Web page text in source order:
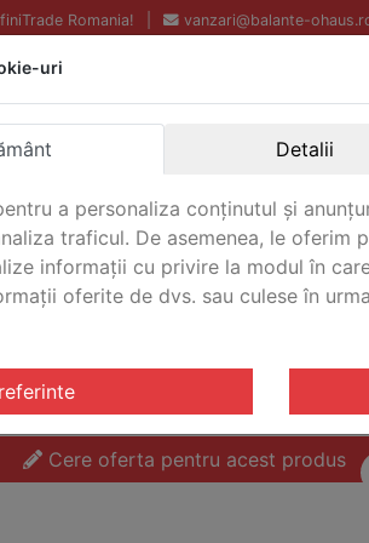
Romania! vanzari@balante-
Echipamente profesionale
pentru laborator.
Garantie Internationala.
Ranger® 7000/ Balanta industriala
Cere oferta pentru acest produs
uri
Detalii
a personaliza conținutul și
traficul. De asemenea, le oferim
informații cu privire la modul în
oferite de dvs. sau culese în